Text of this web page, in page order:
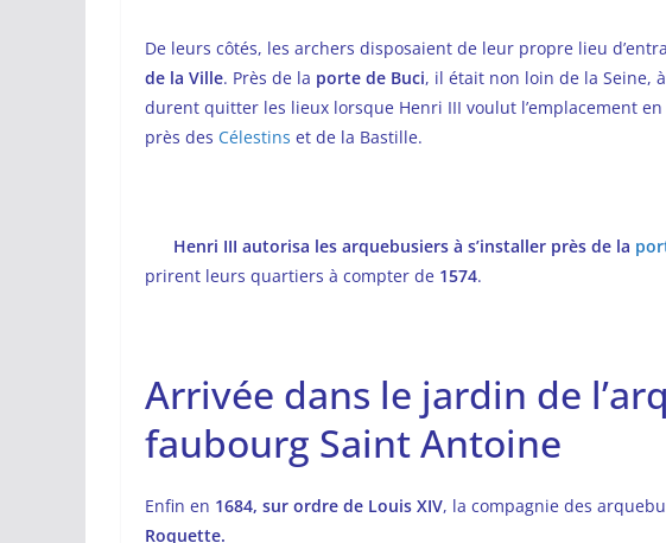
De leurs côtés, les archers disposaient de leur propre lieu
de la Ville. Près de la porte de Buci, il était non loin de la Seine,
durent quitter les lieux lorsque Henri III voulut l’emplacement
près des Célestins et de la Bastille.
Henri III autorisa les arquebusiers à s’installer près de la
prirent leurs quartiers à compter de 1574.
Arrivée dans le jardin de
faubourg Saint Antoine
Enfin en 1684, sur ordre de Louis XIV, la compagnie des
Roquette.